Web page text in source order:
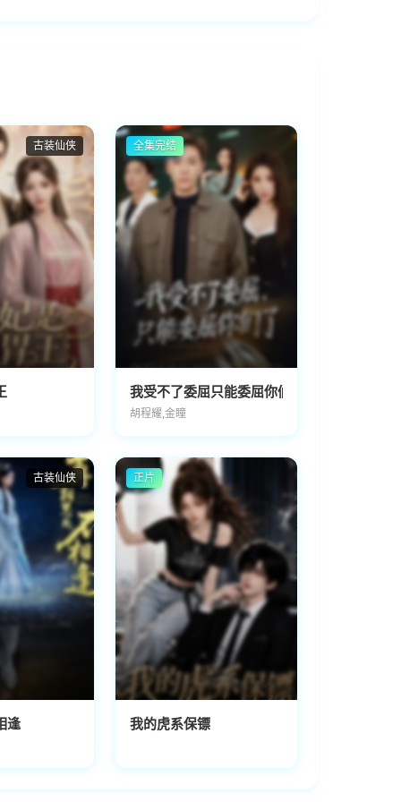
古装仙侠 全集完结
我受不了委屈只能委屈你们了
胡程耀,金瞳
古装仙侠
逢
正片
我的虎系保镖